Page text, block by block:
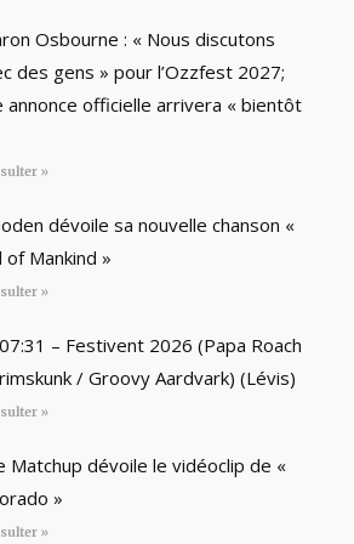
Osbourne : « Nous discutons
des gens » pour l’Ozzfest 2027;
annonce officielle arrivera « bientôt
»
dévoile sa nouvelle chanson «
of Mankind »
»
– Festivent 2026 (Papa Roach
/ Groovy Aardvark) (Lévis)
»
Matchup dévoile le vidéoclip de «
»
»